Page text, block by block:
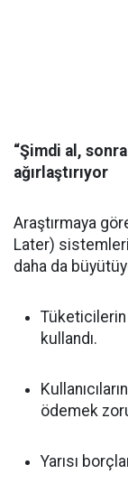
“Şimdi al,
ağırlaştırıyor
Araştırmaya
Later)
daha da
Tüketicilerin
kullandı.
Kullanıcıların
ödemek
Yarısı